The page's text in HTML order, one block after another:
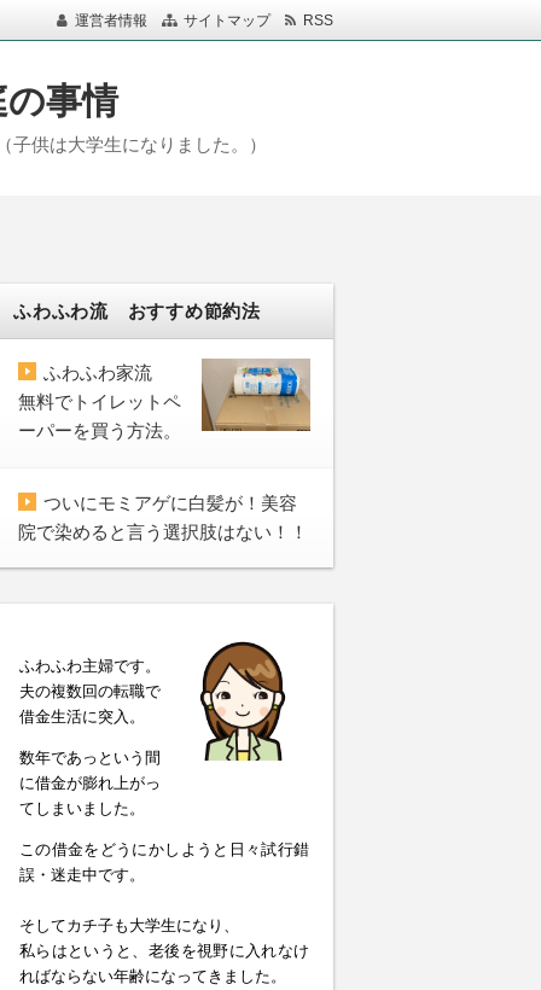
運営者情報 サイトマップ RSS
事情
供は大学生になりました。）
ふわふわ流 おすすめ節約法
ふわふわ家流
無料でトイレットペ
ーパーを買う方法。
ついにモミアゲに白髪が！美容
院で染めると言う選択肢はない！！
ふわふわ主婦です。
夫の複数回の転職で
借金生活に突入。
数年であっという間
に借金が膨れ上がっ
てしまいました。
この借金をどうにかしようと日々試行錯
誤・迷走中です。
そしてカチ子も大学生になり、
私らはというと、老後を視野に入れなけ
ればならない年齢になってきました。